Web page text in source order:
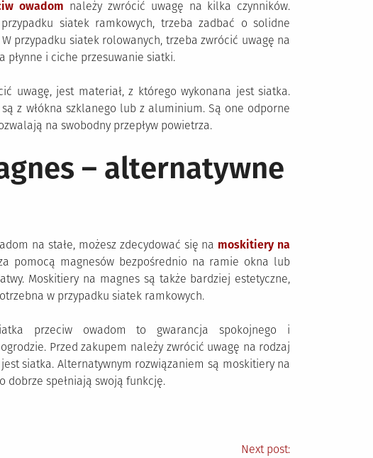
owadom należy zwrócić uwagę na kilka czynników.
siatek ramkowych, trzeba zadbać o solidne
przypadku siatek rolowanych, trzeba zwrócić uwagę na
płynne i ciche przesuwanie siatki.
uwagę, jest materiał, z którego wykonana jest siatka.
z włókna szklanego lub z aluminium. Są one odporne
na swobodny przepływ powietrza.
– alternatywne
na stałe, możesz zdecydować się na moskitiery na
pomocą magnesów bezpośrednio na ramie okna lub
Moskitiery na magnes są także bardziej estetyczne,
w przypadku siatek ramkowych.
przeciw owadom to gwarancja spokojnego i
Przed zakupem należy zwrócić uwagę na rodzaj
siatka. Alternatywnym rozwiązaniem są moskitiery na
dobrze spełniają swoją funkcję.
Next post: